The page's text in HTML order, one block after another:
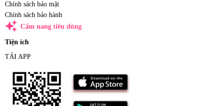
Chính sách bảo mật
Chính sách bảo hành
auto_awesome Cẩm nang tiêu dùng
Tiện ích
TẢI APP